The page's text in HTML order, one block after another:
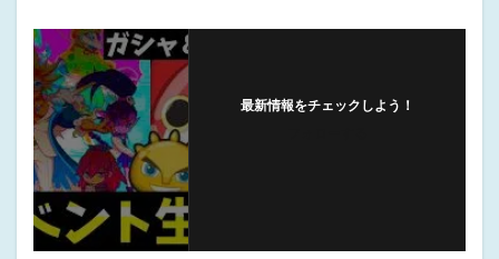
最新情報をチェックしよう！